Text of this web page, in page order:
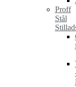
Proff
Stål